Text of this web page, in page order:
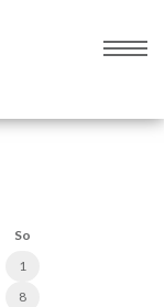
So
1
8